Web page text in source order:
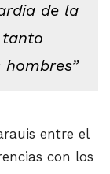
de la
entre el
con los